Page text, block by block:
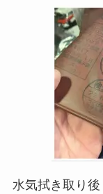
水気拭き取り後